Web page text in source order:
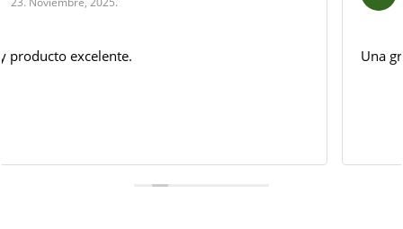
Una gran paletilla . enhorabuena !!!